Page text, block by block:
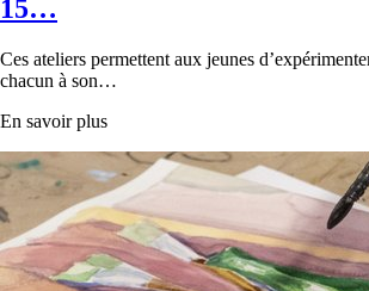
15…
Ces ateliers permettent aux jeunes
chacun à son…
En savoir plus